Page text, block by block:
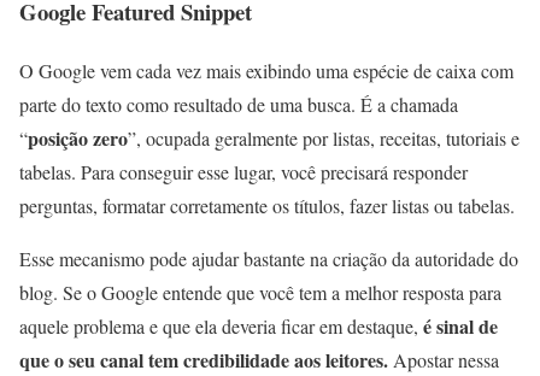
Google Featured Snippet
O Google vem cada vez mais exibindo uma espécie de caixa com
parte do texto como resultado de uma busca. É a chamada
“posição zero”, ocupada geralmente por listas, receitas, tutoriais e
tabelas. Para conseguir esse lugar, você precisará responder
perguntas, formatar corretamente os títulos, fazer listas ou tabelas.
Esse mecanismo pode ajudar bastante na criação da autoridade do
blog. Se o Google entende que você tem a melhor resposta para
aquele problema e que ela deveria ficar em destaque, é sinal de
que o seu canal tem credibilidade aos leitores. Apostar nessa